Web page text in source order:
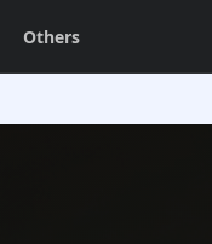
Others